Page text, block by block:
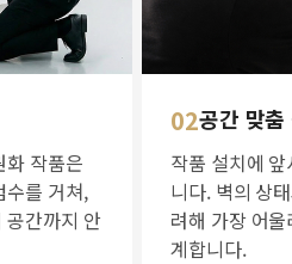
화 작품은
수를 거쳐,
공간까지 안
02공간 맞
작품 설치에
니다. 벽의 상
려해 가장 어
계합니다.